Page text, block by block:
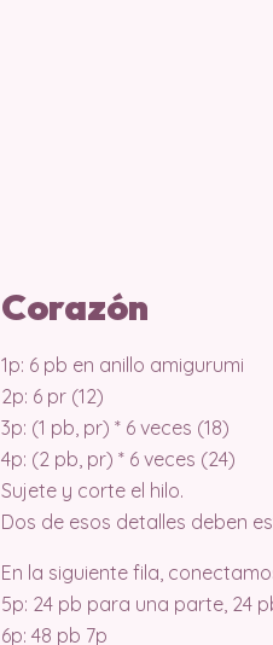
Corazón
1p: 6 pb en anillo amigurumi
2p: 6 pr (12)
3p: (1 pb, pr) * 6 veces (18)
4p: (2 pb, pr) * 6 veces (24)
Sujete y corte el hilo.
Dos de esos detalles deben
En la siguiente fila,
5p: 24 pb para una parte, 24
6p: 48 pb 7p